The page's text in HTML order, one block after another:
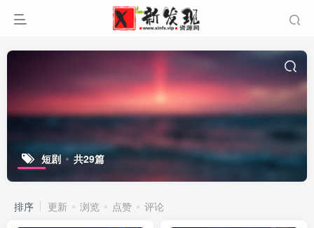
短剧 共29篇
排序 更新 浏览 点赞 评论